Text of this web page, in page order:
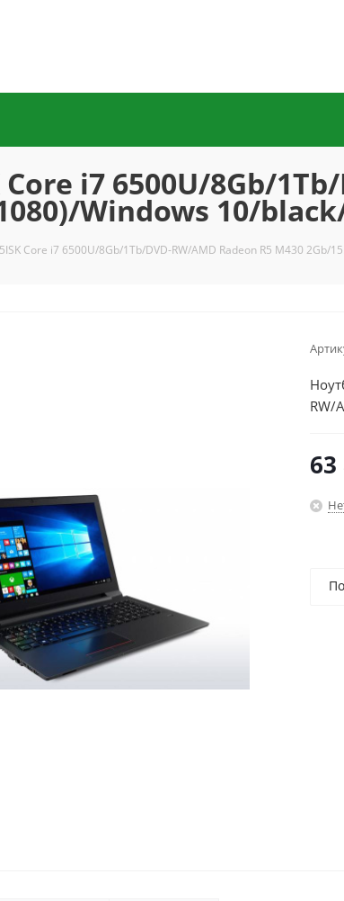
i7 6500U/8Gb/
Windows 10/
Core i7 6500U/8Gb/1Tb/DVD-RW/AMD Radeon R5 M430 2Gb/
RW/
63